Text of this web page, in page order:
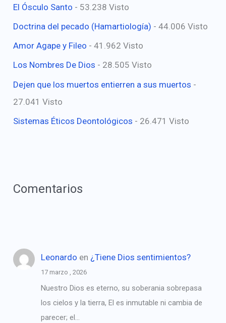
El Ósculo Santo - 53.238 Visto
Doctrina del pecado (Hamartiología) - 44.006 Visto
Amor Agape y Fileo - 41.962 Visto
Los Nombres De Dios - 28.505 Visto
Dejen que los muertos entierren a sus muertos -
27.041 Visto
Sistemas Éticos Deontológicos - 26.471 Visto
Comentarios
Leonardo en ¿Tiene Dios sentimientos?
17 marzo , 2026
Nuestro Dios es eterno, su soberania sobrepasa
los cielos y la tierra, El es inmutable ni cambia de
parecer; el…